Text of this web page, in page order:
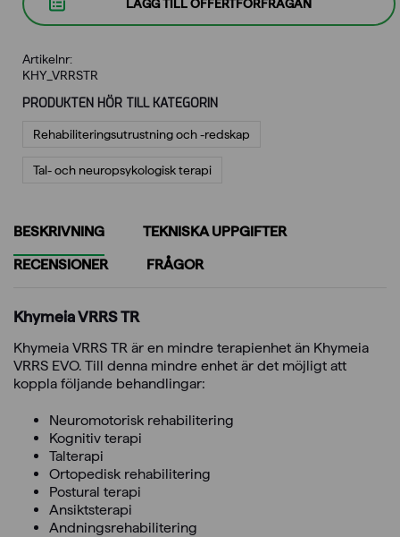
LÄGG TILL OFFERTFÖRFRÅGAN
Artikelnr:
KHY_VRRSTR
PRODUKTEN HÖR TILL KATEGORIN
Rehabiliterings­utrustning och -redskap
Tal- och neuropsykologisk terapi
BESKRIVNING
TEKNISKA UPPGIFTER
RECENSIONER
FRÅGOR
Khymeia VRRS TR
Khymeia VRRS TR är en mindre terapienhet än Khymeia
VRRS EVO. Till denna mindre enhet är det möjligt att
koppla följande behandlingar:
Neuromotorisk rehabilitering
Kognitiv terapi
Talterapi
Ortopedisk rehabilitering
Postural terapi
Ansiktsterapi
Andningsrehabilitering